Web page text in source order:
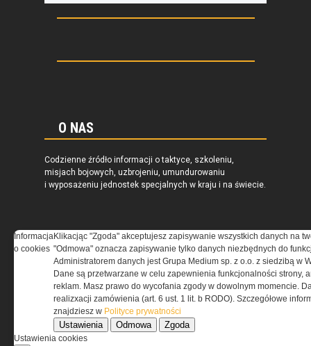
O NAS
Codzienne źródło informacji o taktyce, szkoleniu,
misjach bojowych, uzbrojeniu, umundurowaniu
i wyposażeniu jednostek specjalnych w kraju i na świecie.
REGULAMIN
Regulamin określa zasady korzystania z portalu
www.special-ops.pl
Korzystanie z portalu jest równoznaczne
Informacja
o cookies
Klikacjąc "Zgoda" akceptujesz zapisywanie wszystkich danych na
"Odmowa" oznacza zapisywanie tylko danych niezbędnych do
Administratorem danych jest Grupa Medium sp. z o.o. z siedzibą w
Dane są przetwarzane w celu zapewnienia funkcjonalności strony,
reklam. Masz prawo do wycofania zgody w dowolnym momencie.
realizxacji zamówienia (art. 6 ust. 1 lit. b RODO). Szczegółowe
znajdziesz w Polityce prywatności
Ustawienia Odmowa Zgoda
Ustawienia cookies